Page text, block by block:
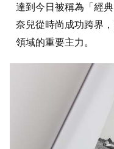
達到今日被稱為「經
奈兒從時尚成功跨界
領域的重要主力。